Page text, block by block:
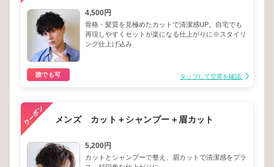
4,500円
骨格・髪質を見極めたカットで清潔感UP。自宅でも
再現しやすくセットが楽になる仕上がりに※スタイリ
ング仕上げ込み
誰でも可 タップして空席を確認
メンズ カット＋シャンプー＋眉カット
5,200円
カットとシャンプーで整え、眉カットで清潔感をプラ